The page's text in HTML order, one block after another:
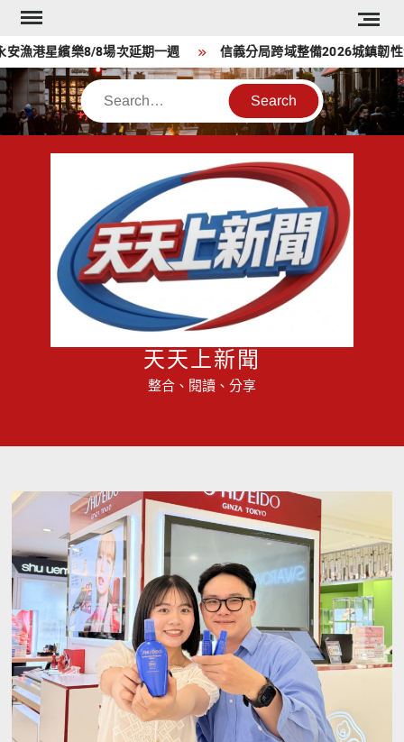
Skip
content
星繽樂8/8場次延期一週 信義分局跨域整備2026城鎮韌性
Search
天天上新聞
整合、閱讀、分享